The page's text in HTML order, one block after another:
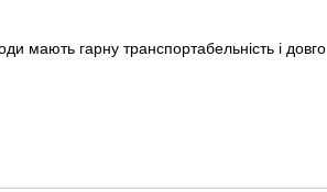
мають гарну транспортабельність і довго